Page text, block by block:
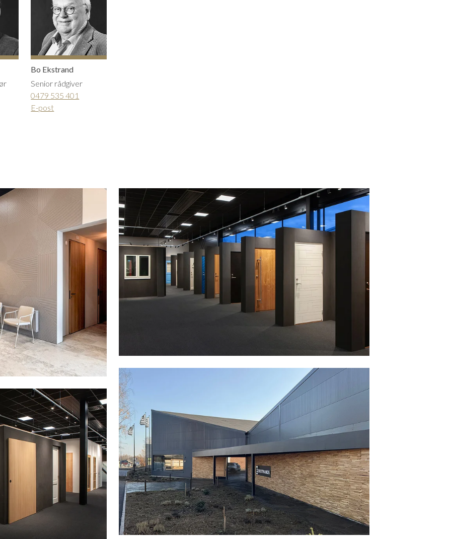
Bo Ekstrand
Senior rådgiver
0479 535 401
E-post